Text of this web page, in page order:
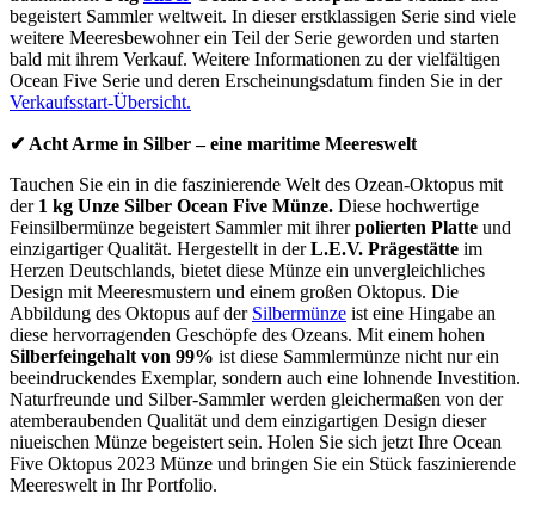
begeistert Sammler weltweit. In dieser erstklassigen Serie sind viele
weitere Meeresbewohner ein Teil der Serie geworden und starten
bald mit ihrem Verkauf. Weitere Informationen zu der vielfältigen
Ocean Five Serie und deren Erscheinungsdatum finden Sie in der
Verkaufsstart-Übersicht.
✔ Acht Arme in Silber – eine maritime Meereswelt
Tauchen Sie ein in die faszinierende Welt des Ozean-Oktopus mit
der1 kg Unze Silber Ocean Five Münze. Diese hochwertige
Feinsilbermünze begeistert Sammler mit ihrerpolierten Platte und
einzigartiger Qualität. Hergestellt in derL.E.V. Prägestätte im
Herzen Deutschlands, bietet diese Münze ein unvergleichliches
Design mit Meeresmustern und einem großen Oktopus. Die
Abbildung des Oktopus auf der Silbermünze ist eine Hingabe an
diese hervorragenden Geschöpfe des Ozeans. Mit einem hohen
Silberfeingehalt von 99% ist diese Sammlermünze nicht nur ein
beeindruckendes Exemplar, sondern auch eine lohnende Investition.
Naturfreunde und Silber-Sammler werden gleichermaßen von der
atemberaubenden Qualität und dem einzigartigen Design dieser
niueischen Münze begeistert sein. Holen Sie sich jetzt Ihre Ocean
Five Oktopus 2023 Münze und bringen Sie ein Stück faszinierende
Meereswelt in Ihr Portfolio.